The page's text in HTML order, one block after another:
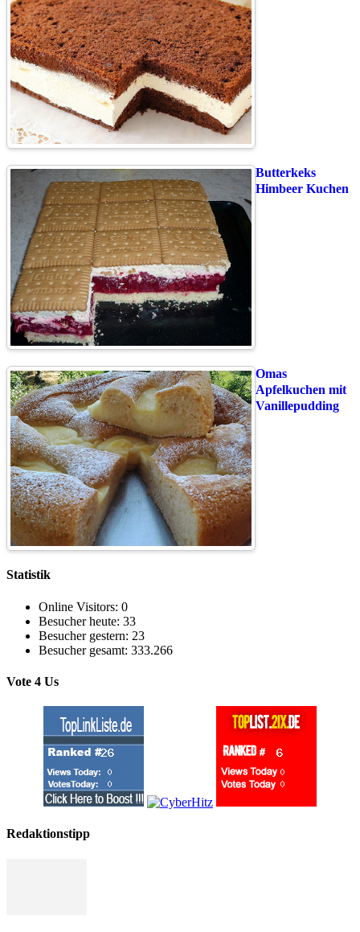
Butterkeks
Himbeer Kuchen
Omas
Apfelkuchen mit
Vanillepudding
Statistik
Online Visitors: 0
Besucher heute: 33
Besucher gestern: 23
Besucher gesamt: 333.266
Vote 4 Us
Redaktionstipp